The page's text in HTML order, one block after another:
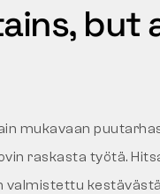
but
mukavaan
raskasta työtä.
valmistettu